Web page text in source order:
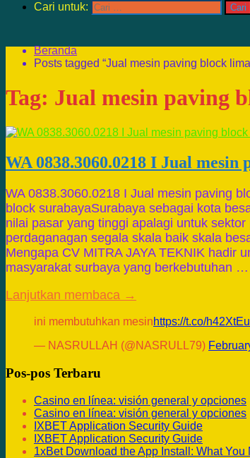
Cari untuk:
Beranda
Posts tagged “Jual mesin paving block
Tag: Jual mesin paving
WA 0838.3060.0218 I Jual mesin
WA 0838.3060.0218 I Jual mesin paving
block surabayaSurabaya sebagai kota
nilai pasar yang tinggi apalagi untuk
perdaganagan segala skala baik skala
Mengapa CV MITRA JAYA TEKNIK hadir
masyarakat surbaya yang berkebutuhan …
Lanjutkan membaca →
ini membutuhkan mesinhttps://t.co/
— NASRULLAH (@NASRULL79)
Pos-pos Terbaru
Casino en línea: visión general y opciones
Casino en línea: visión general y opciones
IXBET Application Security Guide
IXBET Application Security Guide
1xBet Download the App Install: What You